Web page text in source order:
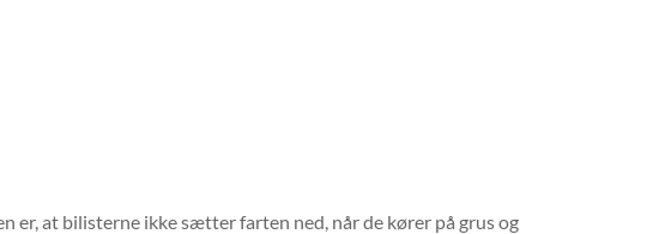
er, at bilisterne ikke sætter farten ned, når de kører på grus og